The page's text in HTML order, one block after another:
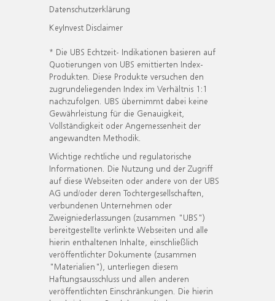
Datenschutzerklärung
KeyInvest Disclaimer
* Die UBS Echtzeit- Indikationen basieren auf
Quotierungen von UBS emittierten Index-
Produkten. Diese Produkte versuchen den
zugrundeliegenden Index im Verhältnis 1:1
nachzufolgen. UBS übernimmt dabei keine
Gewährleistung für die Genauigkeit,
Vollständigkeit oder Angemessenheit der
angewandten Methodik.
Wichtige rechtliche und regulatorische
Informationen. Die Nutzung und der Zugriff
auf diese Webseiten oder andere von der UBS
AG und/oder deren Tochtergesellschaften,
verbundenen Unternehmen oder
Zweigniederlassungen (zusammen "UBS")
bereitgestellte verlinkte Webseiten und alle
hierin enthaltenen Inhalte, einschließlich
veröffentlichter Dokumente (zusammen
"Materialien"), unterliegen diesem
Haftungsausschluss und allen anderen
veröffentlichten Einschränkungen. Die hierin